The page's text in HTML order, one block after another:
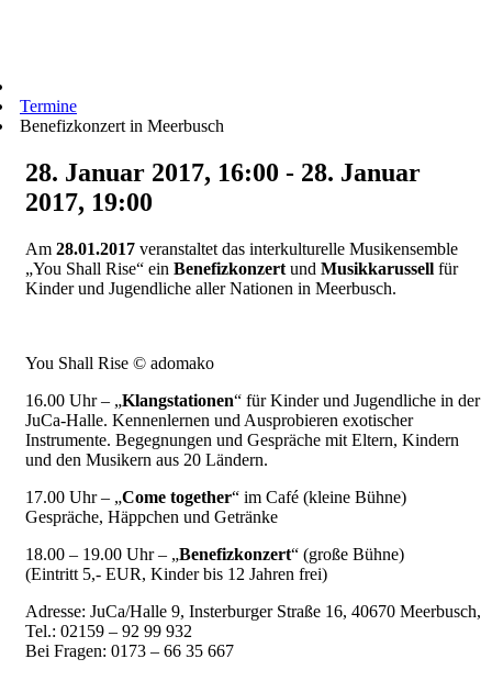
Termine
Benefizkonzert in Meerbusch
28. Januar 2017, 16:00 - 28. Januar
2017, 19:00
Am 28.01.2017 veranstaltet das interkulturelle Musikensemble
„You Shall Rise“ ein Benefizkonzert und Musikkarussell für
Kinder und Jugendliche aller Nationen in Meerbusch.
You Shall Rise © adomako
16.00 Uhr – „Klangstationen“ für Kinder und Jugendliche in der
JuCa-Halle. Kennenlernen und Ausprobieren exotischer
Instrumente. Begegnungen und Gespräche mit Eltern, Kindern
und den Musikern aus 20 Ländern.
17.00 Uhr – „Come together“ im Café (kleine Bühne)
Gespräche, Häppchen und Getränke
18.00 – 19.00 Uhr – „Benefizkonzert“ (große Bühne)
(Eintritt 5,- EUR, Kinder bis 12 Jahren frei)
Adresse: JuCa/Halle 9, Insterburger Straße 16, 40670 Meerbusch,
Tel.: 02159 – 92 99 932
Bei Fragen: 0173 – 66 35 667